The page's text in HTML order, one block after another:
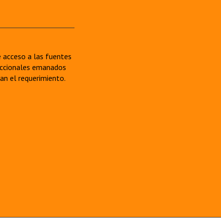
acceso a las fuentes
emanados
el requerimiento.